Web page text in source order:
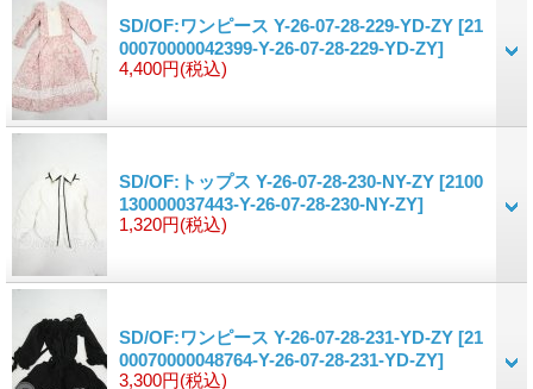
SD/OF:ワンピース Y-26-07-28-229-YD-ZY [21
00070000042399-Y-26-07-28-229-YD-ZY]
4,400円(税込)
SD/OF:トップス Y-26-07-28-230-NY-ZY [2100
130000037443-Y-26-07-28-230-NY-ZY]
1,320円(税込)
SD/OF:ワンピース Y-26-07-28-231-YD-ZY [21
00070000048764-Y-26-07-28-231-YD-ZY]
3,300円(税込)